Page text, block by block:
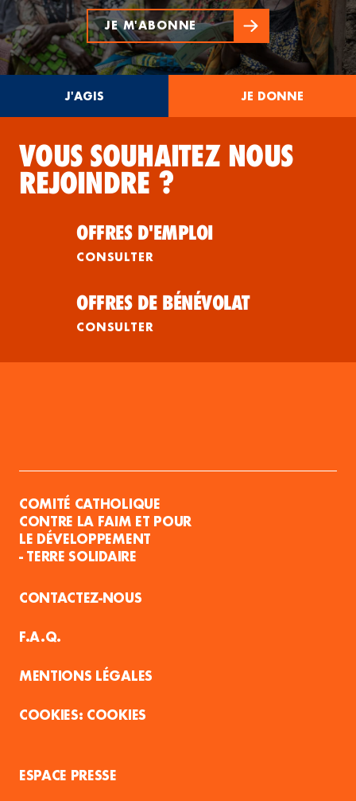
JE M'ABONNE
J'AGIS JE DONNE
VOUS SOUHAITEZ NOUS
REJOINDRE ?
OFFRES D'EMPLOI
CONSULTER
OFFRES DE BÉNÉVOLAT
CONSULTER
COMITÉ CATHOLIQUE
CONTRE LA FAIM ET POUR
LE DÉVELOPPEMENT
- TERRE SOLIDAIRE
CONTACTEZ-NOUS
F.A.Q.
MENTIONS LÉGALES
COOKIES
ESPACE PRESSE